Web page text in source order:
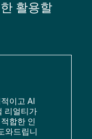
활용할
이고 AI
리얼티가
합한 인
와드립니